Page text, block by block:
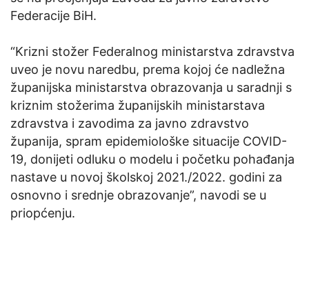
Federacije BiH.
“Krizni stožer Federalnog ministarstva zdravstva
uveo je novu naredbu, prema kojoj će nadležna
županijska ministarstva obrazovanja u saradnji s
kriznim stožerima županijskih ministarstava
zdravstva i zavodima za javno zdravstvo
županija, spram epidemiološke situacije COVID-
19, donijeti odluku o modelu i početku pohađanja
nastave u novoj školskoj 2021./2022. godini za
osnovno i srednje obrazovanje”, navodi se u
priopćenju.